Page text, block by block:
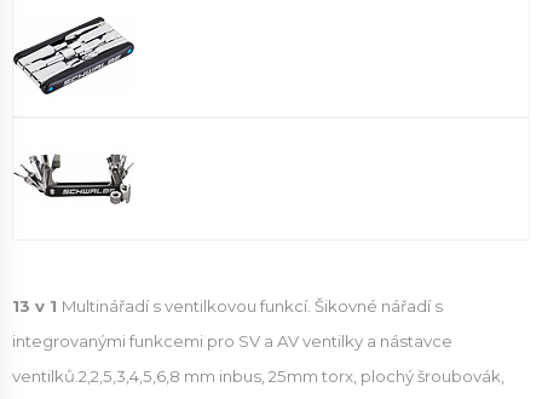
13 v 1 Multinářadí s ventilkovou funkcí. Šikovné nářadí s
integrovanými funkcemi pro SV a AV ventilky a nástavce
ventilků.2,2,5,3,4,5,6,8 mm inbus, 25mm torx, plochý šroubovák,